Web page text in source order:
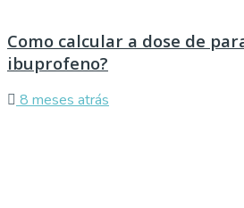
Como calcular a dose de
ibuprofeno?
8 meses atrás